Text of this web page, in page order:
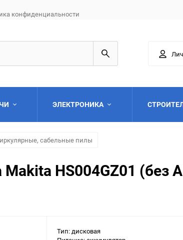
конфиденциальности
ЭЛЕКТРОНИКА
сабельные пилы
HS004GZ01 (без
Тип: дисковая